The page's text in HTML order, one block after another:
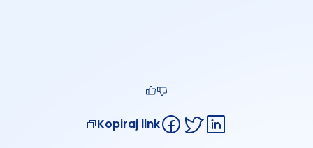
Kopiraj link